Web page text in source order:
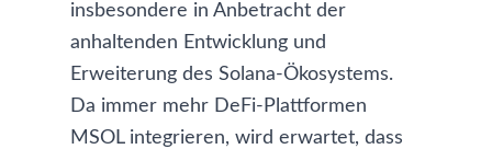
insbesondere in Anbetracht der
anhaltenden Entwicklung und
Erweiterung des Solana-Ökosystems.
Da immer mehr DeFi-Plattformen
MSOL integrieren, wird erwartet, dass